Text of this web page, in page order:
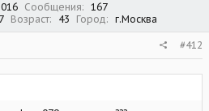
Сообщения
167
Возраст 43 Город г.Москва
#412